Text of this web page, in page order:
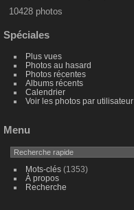
10428 photos
Spéciales
Plus vues
Photos au hasard
Photos récentes
Albums récents
Calendrier
Voir les photos par utilisateur
Menu
Mots-clés(1353)
À propos
Recherche